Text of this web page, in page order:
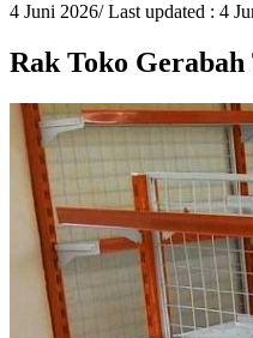
4 Juni 2026/ Last updated : 4
Rak Toko Gerabah